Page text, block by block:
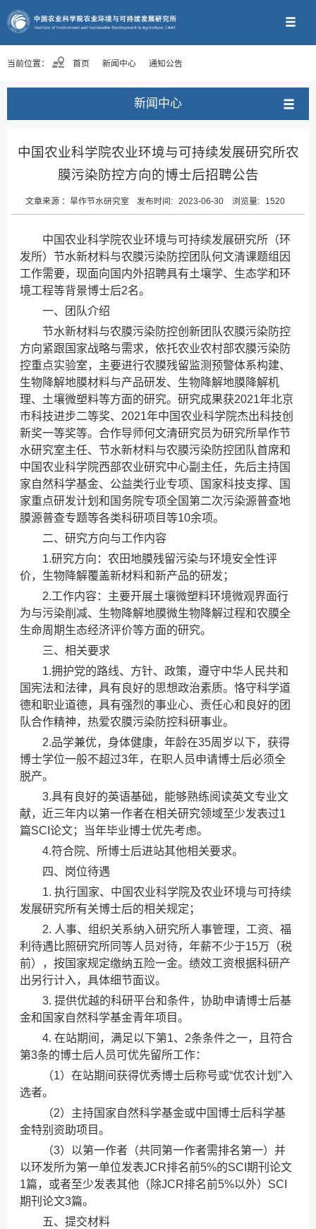
当前位置： 首页 新闻中心 通知公告
新闻中心
中国农业科学院农业环境与可持续发展研究所农
膜污染防控方向的博士后招聘公告
文章来源 ： 旱作节水研究室 发布时间: 2023-06-30 浏览量: 1520
中国农业科学院农业环境与可持续发展研究所（环
发所）节水新材料与农膜污染防控团队何文清课题组因
工作需要，现面向国内外招聘具有土壤学、生态学和环
境工程等背景博士后2名。
一、团队介绍
节水新材料与农膜污染防控创新团队农膜污染防控
方向紧跟国家战略与需求，依托农业农村部农膜污染防
控重点实验室，主要进行农膜残留监测预警体系构建、
生物降解地膜材料与产品研发、生物降解地膜降解机
理、土壤微塑料等方面的研究。研究成果获2021年北京
市科技进步二等奖、2021年中国农业科学院杰出科技创
新奖一等奖等。合作导师何文清研究员为研究所旱作节
水研究室主任、节水新材料与农膜污染防控团队首席和
中国农业科学院西部农业研究中心副主任，先后主持国
家自然科学基金、公益类行业专项、国家科技支撑、国
家重点研发计划和国务院专项全国第二次污染源普查地
膜源普查专题等各类科研项目等10余项。
二、研究方向与工作内容
1.研究方向：农田地膜残留污染与环境安全性评
价，生物降解覆盖新材料和新产品的研发；
2.工作内容：主要开展土壤微塑料环境微观界面行
为与污染削减、生物降解地膜微生物降解过程和农膜全
生命周期生态经济评价等方面的研究。
三、相关要求
1.拥护党的路线、方针、政策，遵守中华人民共和
国宪法和法律，具有良好的思想政治素质。恪守科学道
德和职业道德，具有强烈的事业心、责任心和良好的团
队合作精神，热爱农膜污染防控科研事业。
2.品学兼优，身体健康，年龄在35周岁以下，获得
博士学位一般不超过3年，在职人员申请博士后必须全
脱产。
3.具有良好的英语基础，能够熟练阅读英文专业文
献，近三年内以第一作者在相关研究领域至少发表过1
篇SCI论文；当年毕业博士优先考虑。
4.符合院、所博士后进站其他相关要求。
四、岗位待遇
1. 执行国家、中国农业科学院及农业环境与可持续
发展研究所有关博士后的相关规定；
2. 人事、组织关系纳入研究所人事管理，工资、福
利待遇比照研究所同等人员对待，年薪不少于15万（税
前），按国家规定缴纳五险一金。绩效工资根据科研产
出另行计入，具体细节面议。
3. 提供优越的科研平台和条件，协助申请博士后基
金和国家自然科学基金青年项目。
4. 在站期间，满足以下第1、2条条件之一，且符合
第3条的博士后人员可优先留所工作：
（1）在站期间获得优秀博士后称号或“优农计划”入
选者。
（2）主持国家自然科学基金或中国博士后科学基
金特别资助项目。
（3）以第一作者（共同第一作者需排名第一）并
以环发所为第一单位发表JCR排名前5%的SCI期刊论文
1篇，或者至少发表其他（除JCR排名前5%以外）SCI
期刊论文3篇。
五、提交材料